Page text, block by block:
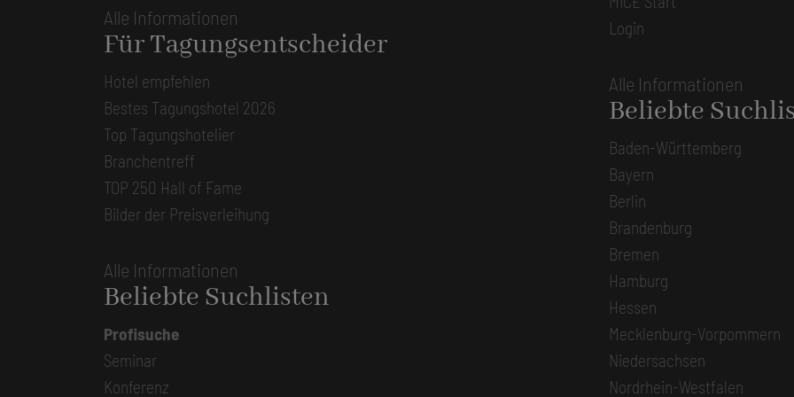
Alle Informationen
Für Tagungsentscheider
Hotel empfehlen
Bestes Tagungshotel 2026
Top Tagungshotelier
Branchentreff
TOP 250 Hall of Fame
Bilder der Preisverleihung
Alle Informationen
Beliebte Suchlisten
Profisuche
Seminar
Konferenz
Login
Alle Informationen
Beliebte
Baden-Württemberg
Bayern
Berlin
Brandenburg
Bremen
Hamburg
Hessen
Mecklenburg-Vorpommern
Niedersachsen
Nordrhein-Westfalen